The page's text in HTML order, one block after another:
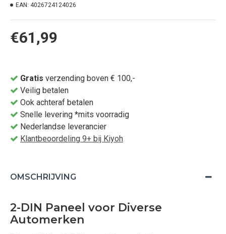
€61,99
EAN: 4026724124026
Gratis verzending boven € 100,-
Veilig betalen
Ook achteraf betalen
Snelle levering *mits voorradig
Nederlandse leverancier
Klantbeoordeling 9+ bij Kiyoh
OMSCHRIJVING
2-DIN Paneel voor Diverse
Automerken